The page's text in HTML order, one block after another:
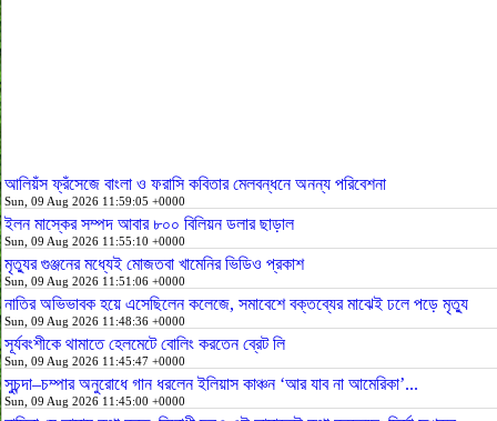
আলিয়ঁস ফ্রঁসেজে বাংলা ও ফরাসি কবিতার মেলবন্ধনে অনন্য পরিবেশনা
Sun, 09 Aug 2026 11:59:05 +0000
ইলন মাস্কের সম্পদ আবার ৮০০ বিলিয়ন ডলার ছাড়াল
Sun, 09 Aug 2026 11:55:10 +0000
মৃত্যুর গুঞ্জনের মধ্যেই মোজতবা খামেনির ভিডিও প্রকাশ
Sun, 09 Aug 2026 11:51:06 +0000
নাতির অভিভাবক হয়ে এসেছিলেন কলেজে, সমাবেশে বক্তব্যের মাঝেই ঢলে পড়ে মৃত্যু
Sun, 09 Aug 2026 11:48:36 +0000
সূর্যবংশীকে থামাতে হেলমেটে বোলিং করতেন ব্রেট লি
Sun, 09 Aug 2026 11:45:47 +0000
সুচন্দা–চম্পার অনুরোধে গান ধরলেন ইলিয়াস কাঞ্চন ‘আর যাব না আমেরিকা’...
Sun, 09 Aug 2026 11:45:00 +0000